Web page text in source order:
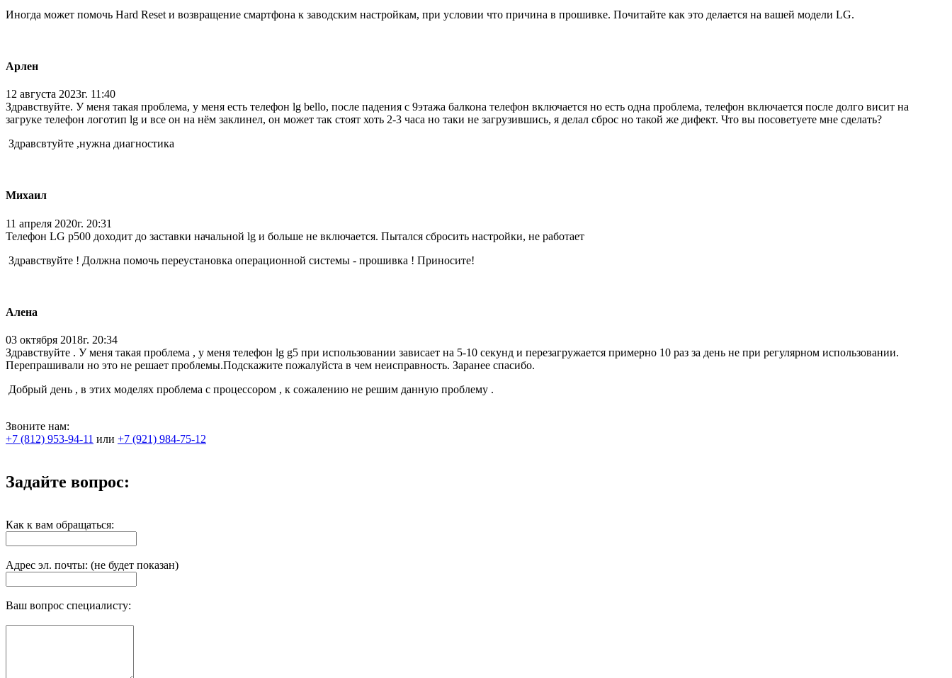
Иногда может помочь Hard Reset и возвращение смартфона к заводским настройкам, при условии что причина в прошивке. Почитайте как это делается на вашей модели LG.
Арлен
12 августа 2023г. 11:40
Здравствуйте. У меня такая проблема, у меня есть телефон lg bello, после падения с 9этажа балкона телефон включается но есть одна проблема, телефон включается после долго висит на
загруке телефон логотип lg и все он на нём заклинел, он может так стоят хоть 2-3 часа но таки не загрузившись, я делал сброс но такой же дифект. Что вы посоветуете мне сделать?
Здравсвтуйте ,нужна диагностика
Михаил
11 апреля 2020г. 20:31
Телефон LG p500 доходит до заставки начальной lg и больше не включается. Пытался сбросить настройки, не работает
Здравствуйте ! Должна помочь переустановка операционной системы - прошивка ! Приносите!
Алена
03 октября 2018г. 20:34
Здравствуйте . У меня такая проблема , у меня телефон lg g5 при использовании зависает на 5-10 секунд и перезагружается примерно 10 раз за день не при регулярном использовании.
Перепрашивали но это не решает проблемы.Подскажите пожалуйста в чем неисправность. Заранее спасибо.
Добрый день , в этих моделях проблема с процессором , к сожалению не решим данную проблему .
Звоните нам:
+7 (812) 953-94-11 или +7 (921) 984-75-12
Задайте вопрос:
Как к вам обращаться:
Адрес эл. почты: (не будет показан)
Ваш вопрос специалисту: